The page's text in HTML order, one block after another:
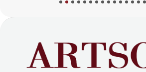
5 6 7 8 9 101112131415161718